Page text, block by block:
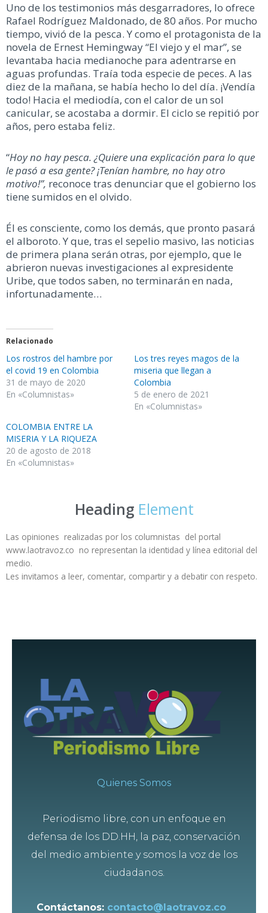
Uno de los testimonios más desgarradores, lo ofrece
Rafael Rodríguez Maldonado, de 80 años. Por mucho
tiempo, vivió de la pesca. Y como el protagonista de la
novela de Ernest Hemingway “El viejo y el mar”, se
levantaba hacia medianoche para adentrarse en
aguas profundas. Traía toda especie de peces. A las
diez de la mañana, se había hecho lo del día. ¡Vendía
todo! Hacia el mediodía, con el calor de un sol
canicular, se acostaba a dormir. El ciclo se repitió por
años, pero estaba feliz.
“Hoy no hay pesca. ¿Quiere una explicación para lo que
le pasó a esa gente? ¡Tenían hambre, no hay otro
motivo!”, reconoce tras denunciar que el gobierno los
tiene sumidos en el olvido.
Él es consciente, como los demás, que pronto pasará
el alboroto. Y que, tras el sepelio masivo, las noticias
de primera plana serán otras, por ejemplo, que le
abrieron nuevas investigaciones al expresidente
Uribe, que todos saben, no terminarán en nada,
infortunadamente…
Relacionado
Los rostros del hambre por
el covid 19 en Colombia
31 de mayo de 2020
En «Columnistas»
Los tres reyes magos de la
miseria que llegan a
Colombia
5 de enero de 2021
En «Columnistas»
COLOMBIA ENTRE LA
MISERIA Y LA RIQUEZA
20 de agosto de 2018
En «Columnistas»
Heading Element
Las opiniones realizadas por los columnistas del portal
www.laotravoz.co no representan la identidad y línea editorial del
medio.
Les invitamos a leer, comentar, compartir y a debatir con respeto.
Quienes Somos
Periodismo libre, con un enfoque en
defensa de los DD.HH, la paz, conservación
del medio ambiente y somos la voz de los
ciudadanos.
Contáctanos: contacto@laotravoz.co